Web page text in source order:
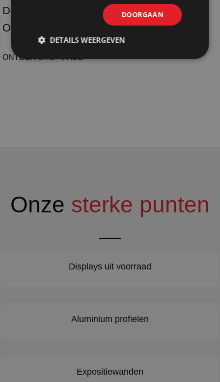
Duurzaam
One-stop-shoping
ONTDEK SHOPMADE
Onze sterke punten
Displays uit voorraad
Aluminium profielen
Expositiewanden
DOORGAAN
DETAILS WEERGEVEN